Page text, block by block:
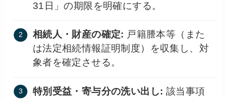
31日」の期限を明確にする。
相続人・財産の確定: 戸籍謄本等（また
は法定相続情報証明制度）を収集し、対
象者を確定させる。
特別受益・寄与分の洗い出し: 該当事項